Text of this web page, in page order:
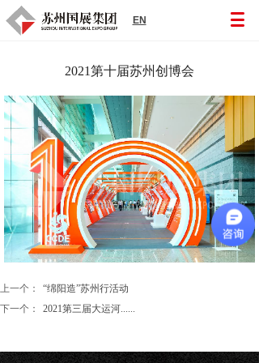
2021第十届苏州创博会
上一个：
“绵阳造”苏州行活动
下一个：
2021第三届大运河......
EN